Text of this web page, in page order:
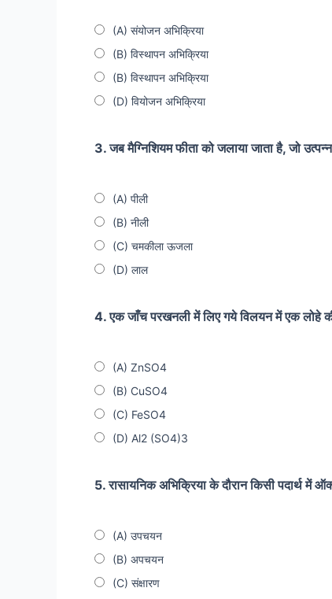
(A) संयोजन अभिक्रिया
(B) विस्थापन अभिक्रिया
(B) विस्थापन अभिक्रिया
(D) वियोजन अभिक्रिया
3. जब मैग्निशियम फीता को जलाया जाता है, जो
(A) पीली
(B) नीली
(C) चमकीला ऊजला
(D) लाल
4. एक जाँच परखनली में लिए गये विलयन में एक लोहे
(A) ZnSO4
(B) CuSO4
(C) FeSO4
(D) Al2 (SO4)3
5. रासायनिक अभिक्रिया के दौरान किसी पदार्थ में
(A) उपचयन
(B) अपचयन
(C) संक्षारण